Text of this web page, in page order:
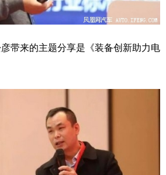
带来的主题分享是《装备创新助力电